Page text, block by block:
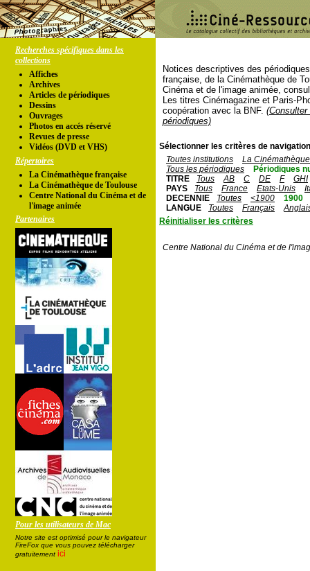
Recherches spécifiques dans les
collections
Affiches
Archives
Articles de périodiques
Dessins
Ouvrages
Photos en accés réservé
Revues de presse
Vidéos (DVD et VHS)
Répertoires
La Cinémathèque française
La Cinémathèque de Toulouse
Centre National du Cinéma et de
l'image animée
Partenaires
Pour les utilisateurs de Mac
Notre site est optimisé pour le navigateur
FireFox que vous pouvez télécharger
gratuitement ici
Notices descriptives des
française, de la Cinémathèque de
Cinéma et de l'image animée,
Les titres Cinémagazine et Paris-
coopération avec la BNF.
périodiques)
Sélectionner les critères de
Toutes institutions
La
Tous les périodiques
Périodiques
TITRE
Tous AB C DE F
GHI
PAYS
Tous France Etats-Unis
DECENNIE
Toutes <1900
1900
LANGUE
Toutes Français
Réinitialiser les critères
Centre National du Cinéma et de